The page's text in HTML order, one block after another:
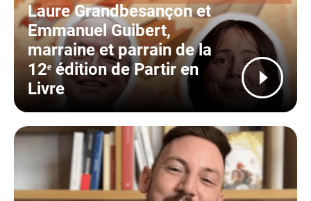
Laure Grandbesançon et
Emmanuel Guibert,
marraine et parrain de la
12ᵉ édition de Partir en
Livre